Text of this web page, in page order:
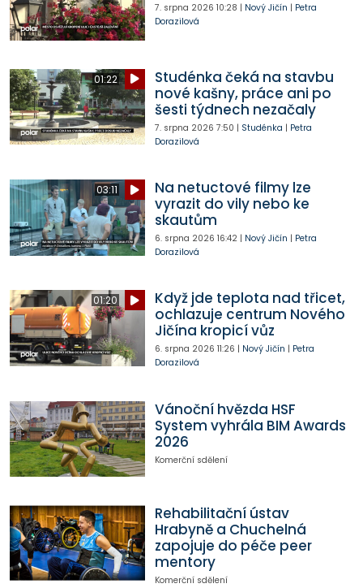
7. srpna 2026 10:28 | Nový Jičín | Petra
Dorazilová
01:22
Studénka čeká na stavbu
nové kašny, práce ani po
šesti týdnech nezačaly
7. srpna 2026 7:50 | Studénka | Petra
Dorazilová
03:11
Na netuctové filmy lze
vyrazit do vily nebo ke
skautům
6. srpna 2026 16:42| Nový Jičín | Petra
Dorazilová
01:20
Když jde teplota nad třicet,
ochlazuje centrum Nového
Jičína kropicí vůz
6. srpna 2026 11:26 | Nový Jičín | Petra
Dorazilová
Vánoční hvězda HSF
System vyhrála BIM Awards
2026
Komerční sdělení
Rehabilitační ústav
Hrabyně a Chuchelná
zapojuje do péče peer
mentory
Komerční sdělení